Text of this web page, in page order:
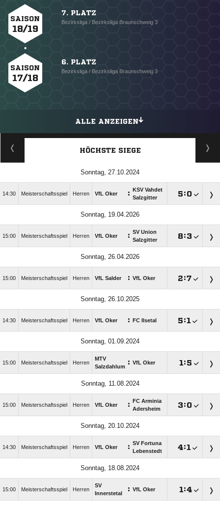
SAISON
18/19
7. PLATZ
Bezirksliga / Bezirksliga Braunschweig 3
SAISON
17/18
6. PLATZ
Bezirksliga / Bezirksliga Braunschweig 3
ALLE ANZEIGEN
HÖCHSTE SIEGE
Sonntag, 27.10.2024
14:30 Meisterschaftsspiel Herren VfL Oker :
KSV Vahdet
Salzgitter
:
Sonntag, 19.04.2026
15:00 Meisterschaftsspiel Herren VfL Oker : SV Union
Salzgitter
:
Sonntag, 26.04.2026
15:00 Meisterschaftsspiel Herren VfL Salder : VfL Oker :
Sonntag, 26.10.2025
14:30 Meisterschaftsspiel Herren VfL Oker : FC Ilsetal :
Sonntag, 01.09.2024
15:00 Meisterschaftsspiel Herren
MTV
Salzdahlum : VfL Oker :
Sonntag, 11.08.2024
15:00 Meisterschaftsspiel Herren VfL Oker :
FC Arminia
Adersheim
:
Sonntag, 20.10.2024
14:30 Meisterschaftsspiel Herren VfL Oker : SV Fortuna
Lebenstedt
:
Sonntag, 18.08.2024
15:00 Meisterschaftsspiel Herren
SV
Innerstetal
: VfL Oker :